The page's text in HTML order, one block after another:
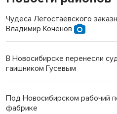
Чудеса Легостаевского
Владимир Коченов
В Новосибирске перенесли
гаишником Гусевым
Под Новосибирском рабочий
фабрике